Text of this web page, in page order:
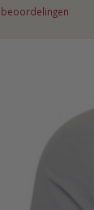
beoordelingen